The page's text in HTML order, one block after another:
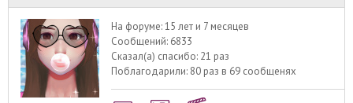
На форуме:15 лет и 7 месяцев
Сообщений: 6833
Сказал(а) спасибо: 21 раз
Поблагодарили: 80 раз в 69 сообщенях